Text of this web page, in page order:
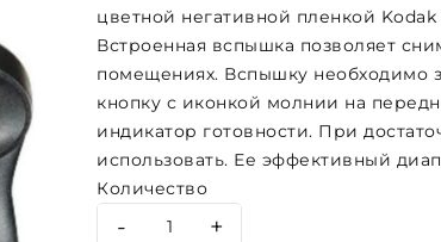
цветной негативной пленкой
Встроенная вспышка позволяет
помещениях. Вспышку необходимо
кнопку с иконкой молнии на
индикатор готовности. При
использовать. Ее эффективный
Количество
- +